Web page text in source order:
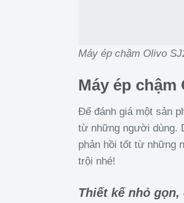
Máy ép chậm Olivo
Máy ép
Để đánh giá một sản
từ những người dùng.
phản hồi tốt từ những
trội nhé!
Thiết kế nhỏ gọn,